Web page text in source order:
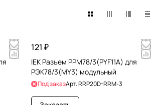
121 ₽
IEK Разъем РРМ78/3(PYF11A) для
РЭК78/3(MY3) модульный
Под заказАрт.RRP20D-RRM-3